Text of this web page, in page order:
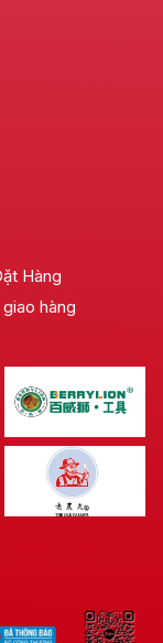
Hàng
hàng